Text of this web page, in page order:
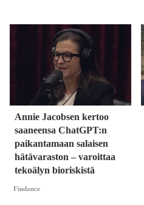
Annie Jacobsen kertoo
saaneensa ChatGPT:n
paikantamaan salaisen
hätävaraston – varoittaa
tekoälyn bioriskistä
Findance